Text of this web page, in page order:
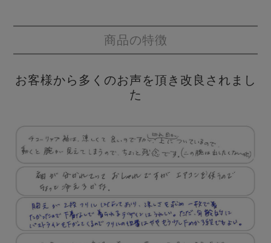
商品の特徴
お客様から多くのお声を頂き改良されまし
た